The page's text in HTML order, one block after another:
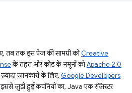
तक इस पेज की सामग्री कोCreative
के तहत और कोड के नमूनों कोApache 2.0
जानकारी के लिए, Google Developers
जुड़ी हुई कंपनियों का, Java एक रजिस्टर